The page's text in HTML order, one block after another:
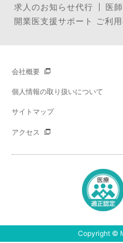
求人のお知らせ代行
医
開業医支援サポート ご利
会社概要
個人情報の取り扱いについて
サイトマップ
アクセス
Copyright ©